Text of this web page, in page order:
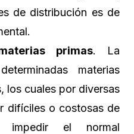
de distribución es de
primas. La
materias
los cuales por diversas
difíciles o costosas de
impedir el normal